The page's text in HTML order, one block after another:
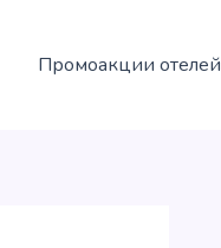
Промоакции отелей